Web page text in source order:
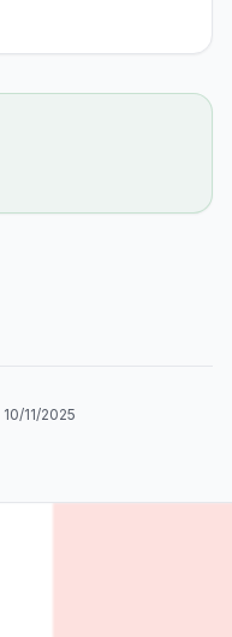
10/11/2025